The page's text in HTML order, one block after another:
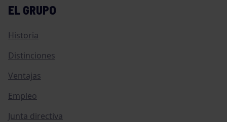
EL GRUPO
Historia
Distinciones
Ventajas
Empleo
Junta directiva